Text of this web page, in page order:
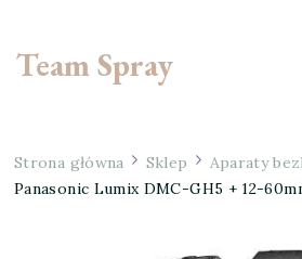
Team Spray
Strona główna Sklep
Aparaty
Panasonic Lumix DMC-GH5 + 12-